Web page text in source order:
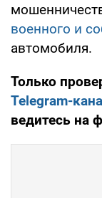
военного и
автомобиля.
Только
Telegram-
ведитесь на